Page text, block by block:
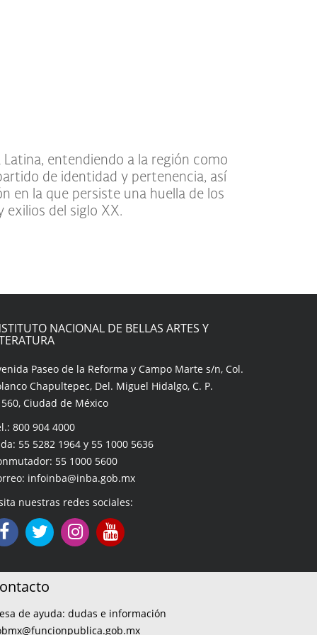
exilios del siglo XX.
NACIONAL DE BELLAS ARTES Y
Paseo de la Reforma y Campo Marte s/n, Col.
Chapultepec, Del. Miguel Hidalgo, C. P.
Ciudad de México
800 904 4000
55 5282 1964 y 55 1000 5636
55 1000 5600
infoinba@inba.gob.mx
nuestras redes sociales:
de ayuda: dudas e información